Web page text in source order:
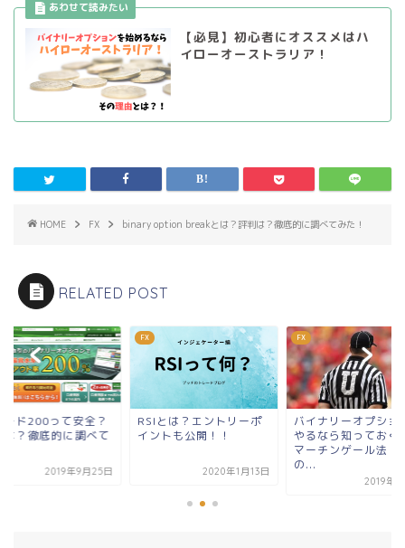
【必見】初心者にオススメはハ
イローオーストラリア！
HOME FX binary option breakとは？評判は？徹底的に調べてみた！
RELATED POST
は？エントリーポ
トも公開！！
2020年1月13日
FX
バイナリーオプションを
やるなら知っておくべき
FX
トレード200って安
評判は？徹底的に調
みた！